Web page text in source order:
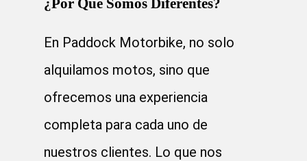
En Paddock Motorbike, no solo
alquilamos motos, sino que
ofrecemos una experiencia
completa para cada uno de
nuestros clientes. Lo que nos